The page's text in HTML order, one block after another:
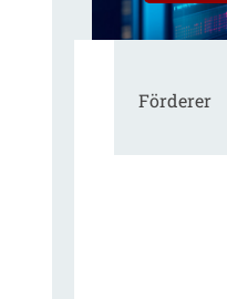
Förderer